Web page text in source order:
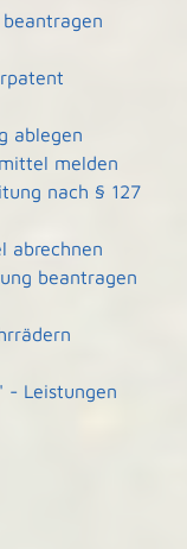
ablegen
melden
nach § 127
abrechnen
beantragen
- Leistungen